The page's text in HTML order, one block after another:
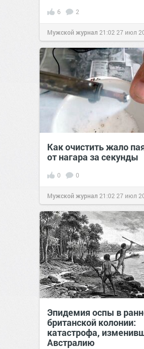
6 2
Мужской журнал 21:02 27 июл
Как очистить жало
от нагара за секунды
0 0
Мужской журнал 21:02 27 июл
Эпидемия оспы в
британской колонии:
катастрофа,
Австралию